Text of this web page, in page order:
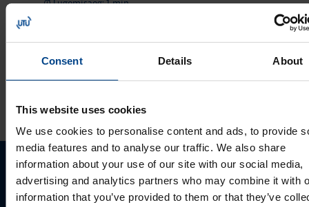
Consent Details About
This website uses cookies
We use cookies to personalise content and ads, to provide
media features and to analyse our traffic. We also share
information about your use of our site with our social media,
advertising and analytics partners who may combine it with
information that you’ve provided to them or that they’ve
Lugemisaeg: 1 min
pakkumine 2023
Palun võtke meiega ühendust